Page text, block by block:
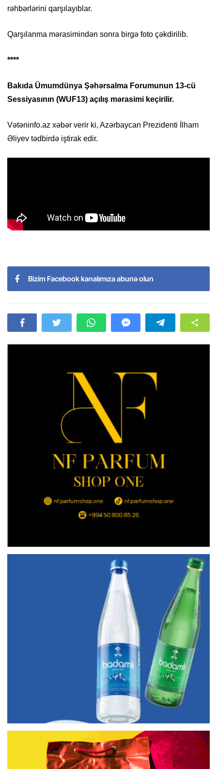
rəhbərlərini qarşılayıblar.
Qarşılanma mərasimindən sonra birgə foto çəkdirilib.
****
Bakıda Ümumdünya Şəhərsalma Forumunun 13-cü
Sessiyasının (WUF13) açılış mərasimi keçirilir.
Vətəninfo.az xəbər verir ki, Azərbaycan Prezidenti İlham
Əliyev tədbirdə iştirak edir.
Bizim Facebook kanalımıza abunə olun